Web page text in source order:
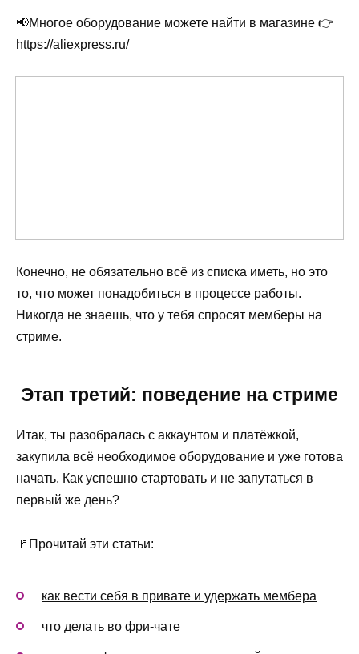
📢Многое оборудование можете найти в магазине 👉
https://aliexpress.ru/
Конечно, не обязательно всё из списка иметь, но это
то, что может понадобиться в процессе работы.
Никогда не знаешь, что у тебя спросят мемберы на
стриме.
Этап третий: поведение на стриме
Итак, ты разобралась с аккаунтом и платёжкой,
закупила всё необходимое оборудование и уже готова
начать. Как успешно стартовать и не запутаться в
первый же день?
🚩Прочитай эти статьи:
как вести себя в привате и удержать мембера
что делать во фри-чате